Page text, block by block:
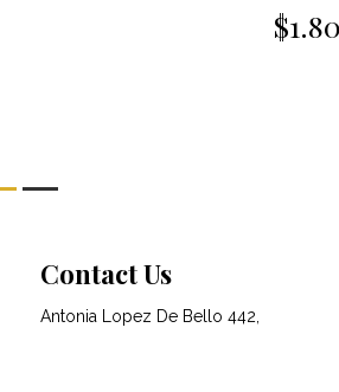
Contact Us
Antonia Lopez De Bello 442,